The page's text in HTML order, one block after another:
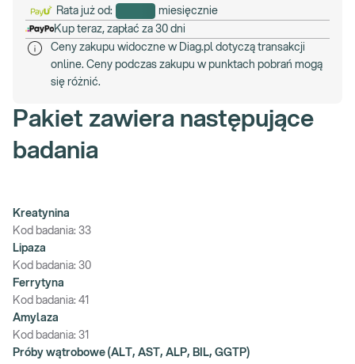
Rata już od:
miesięcznie
Kup teraz, zapłać za 30 dni
Ceny zakupu widoczne w Diag.pl dotyczą transakcji
online. Ceny podczas zakupu w punktach pobrań mogą
się różnić.
Pakiet zawiera następujące
badania
Kreatynina
Kod badania: 33
Lipaza
Kod badania: 30
Ferrytyna
Kod badania: 41
Amylaza
Kod badania: 31
Próby wątrobowe (ALT, AST, ALP, BIL, GGTP)